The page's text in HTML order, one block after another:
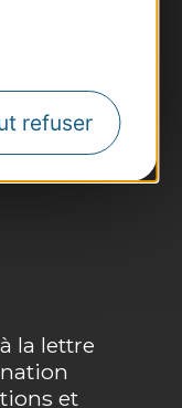
refuser
la lettre
et